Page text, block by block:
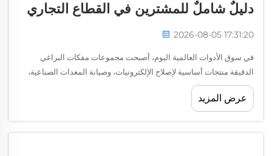
دليلٌ شاملٌ للمشترين في القطاع التجاري
2026-08-05 17:31:20
في سوق الأدوات العالمية اليوم، أصبحت مجموعات مفكات البراغي
الدقيقة منتجات أساسية لإصلاح الإلكترونيات، وصيانة المعدات الصناعية،
والتقنيين المحترفين، وعلامات الأدوات التجارية. ومع تزايد الطلب على
الهواتف الذكية وأجهزة الكمبيوتر المحمولة والأجهزة القابلة للارتداء...
عرض المزيد